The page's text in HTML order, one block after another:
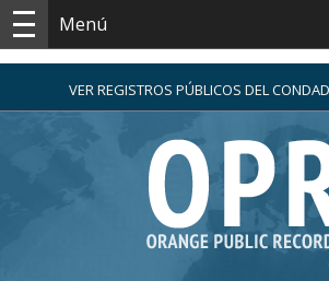
Menú
VER REGISTROS PÚBLICOS DEL